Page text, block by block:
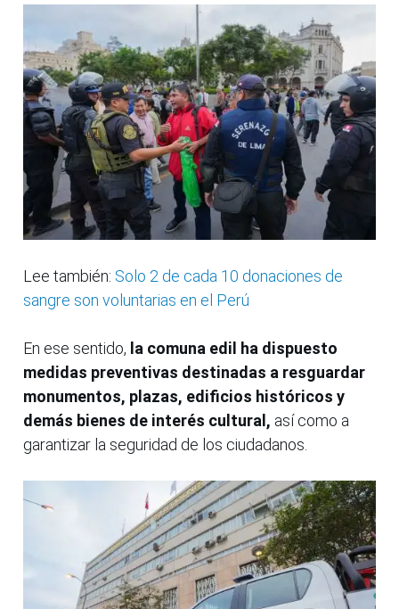
Lee también: Solo 2 de cada 10 donaciones de
sangre son voluntarias en el Perú
En ese sentido, la comuna edil ha dispuesto
medidas preventivas destinadas a resguardar
monumentos, plazas, edificios históricos y
demás bienes de interés cultural, así como a
garantizar la seguridad de los ciudadanos.